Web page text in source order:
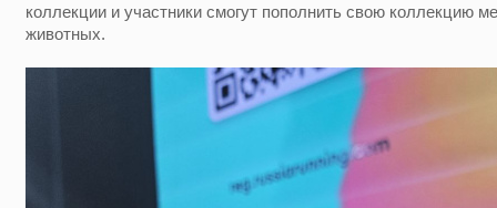
коллекции и участники смогут пополнить свою коллекцию
животных.